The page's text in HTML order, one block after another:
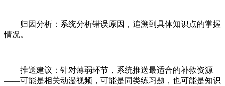
归因分析：系统分析错误原因，追溯到具体知识点的掌握
情况。
推送建议：针对薄弱环节，系统推送最适合的补救资源
——可能是相关动漫视频，可能是同类练习题，也可能是知识